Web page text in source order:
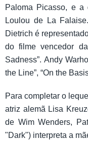
Paloma Picasso, e a
Loulou de La
Dietrich é
do filme vencedor
Sadness”. Andy
the Line”, “On the
Para completar o
atriz alemã Lisa
de Wim Wenders,
"Dark") interpreta a